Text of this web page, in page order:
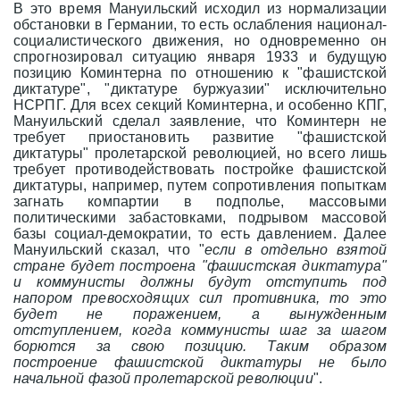
В это время Мануильский исходил из нормализации
обстановки в Германии, то есть ослабления национал-
социалистического движения, но одновременно он
спрогнозировал ситуацию января 1933 и будущую
позицию Коминтерна по отношению к "фашистской
диктатуре", "диктатуре буржуазии" исключительно
НСРПГ. Для всех секций Коминтерна, и особенно КПГ,
Мануильский сделал заявление, что Коминтерн не
требует приостановить развитие "фашистской
диктатуры" пролетарской революцией, но всего лишь
требует противодействовать постройке фашистской
диктатуры, например, путем сопротивления попыткам
загнать компартии в подполье, массовыми
политическими забастовками, подрывом массовой
базы социал-демократии, то есть давлением. Далее
Мануильский сказал, что "если в отдельно взятой
стране будет построена "фашистская диктатура"
и коммунисты должны будут отступить под
напором превосходящих сил противника, то это
будет не поражением, а вынужденным
отступлением, когда коммунисты шаг за шагом
борются за свою позицию. Таким образом
построение фашистской диктатуры не было
начальной фазой пролетарской революции".